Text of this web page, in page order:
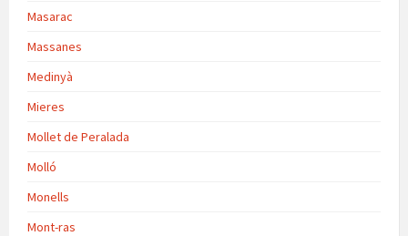
Masarac
Massanes
Medinyà
Mieres
Mollet de Peralada
Molló
Monells
Mont-ras